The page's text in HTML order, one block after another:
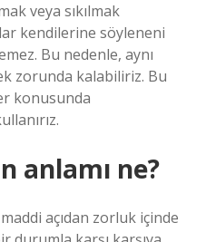
veya sıkılmak
kendilerine söyleneni
Bu nedenle, aynı
zorunda kalabiliriz. Bu
konusunda
anlamı ne?
maddi açıdan zorluk içinde